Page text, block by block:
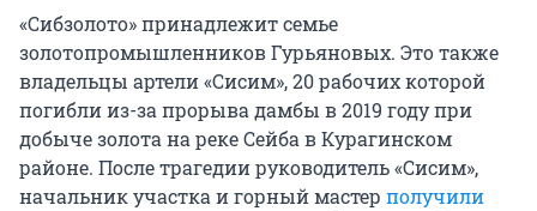
«Сибзолото» принадлежит семье
золотопромышленников Гурьяновых. Это также
владельцы артели «Сисим», 20 рабочих которой
погибли из-за прорыва дамбы в 2019 году при
добыче золота на реке Сейба в Курагинском
районе. После трагедии руководитель «Сисим»,
начальник участка и горный мастер получили